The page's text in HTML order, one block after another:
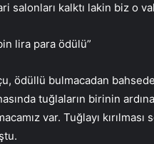
salonları kalktı lakin biz o
lira para ödülü”
ödüllü bulmacadan
tuğlaların birinin
var. Tuğlayı